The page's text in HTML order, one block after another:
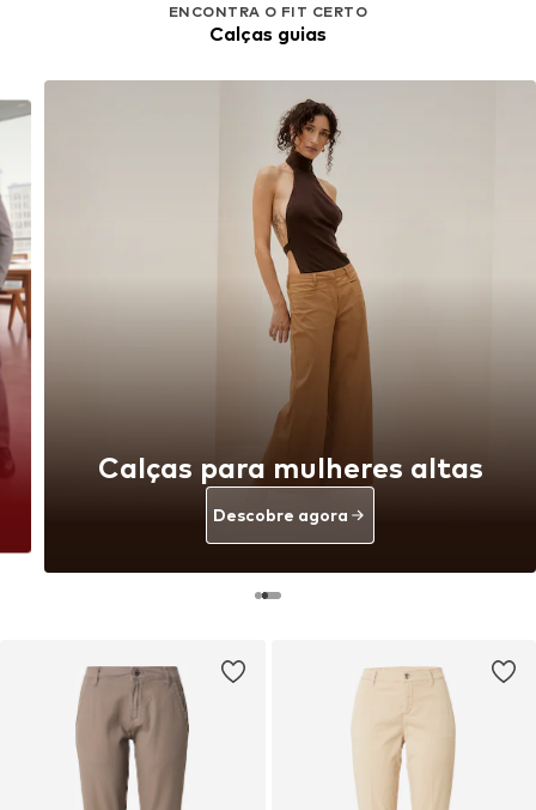
ENCONTRA O FIT CERTO
Calças guias
Calças para mulheres altas
Descobre agora